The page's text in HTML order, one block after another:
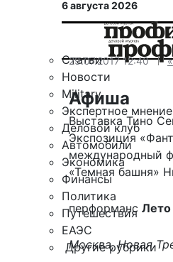
6 августа 2026
Статьи
Новости
Military
Экспертное мнение
Деловой клуб
Автомобили
Экономика
Финансы
Политика
Путешествия
ЕАЭС
Другие рубрики
29.07.2017 12:40
Афиша
Выставка Тино
Экспозиция
международный
«Темная башня»
перформанс Лето
Москва, Новая